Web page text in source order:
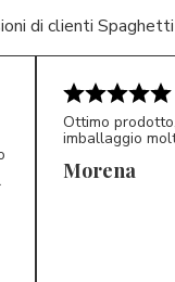
di clienti
Ottimo prodotto,
imballaggio
Morena